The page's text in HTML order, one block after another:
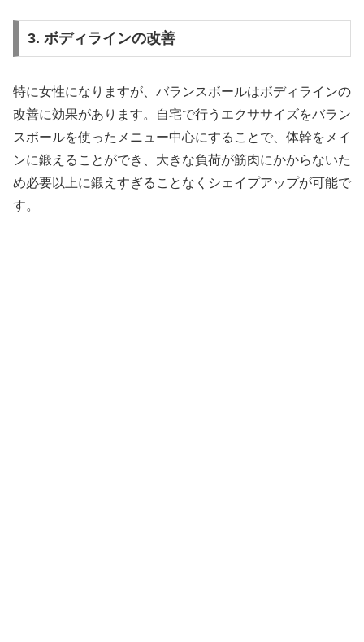
3. ボディラインの改善
特に女性になりますが、バランスボールはボディラインの
改善に効果があります。自宅で行うエクササイズをバラン
スボールを使ったメニュー中心にすることで、体幹をメイ
ンに鍛えることができ、大きな負荷が筋肉にかからないた
め必要以上に鍛えすぎることなくシェイプアップが可能で
す。